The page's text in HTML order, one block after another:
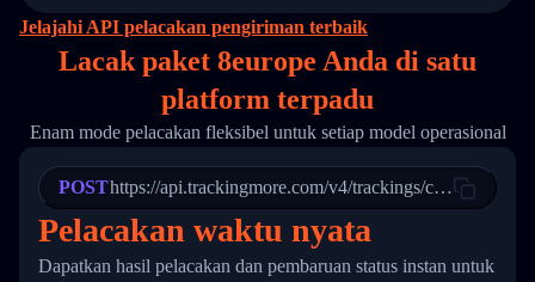
16
17
21
22
23
24
25
27
        "itemTimeLength": 2,
        "weblink": "",
        "phone": null,
        "trackinfo": [
          {
            "Date": "2017-03-08 04: 22: 00",
"StatusDescription": "Departed
"Details": "Departed Facility
          },
          {
            "Date": "2017-03-06 15:28:00",
"StatusDescription": "Shipment
Jelajahi API pelacakan pengiriman terbaik
Lacak paket 8europe Anda di satu
platform terpadu
Enam mode pelacakan fleksibel untuk setiap model operasional
POSThttps://api.trackingmore.com/v4/trackings/create
Pelacakan waktu nyata
Dapatkan hasil pelacakan dan pembaruan status instan untuk